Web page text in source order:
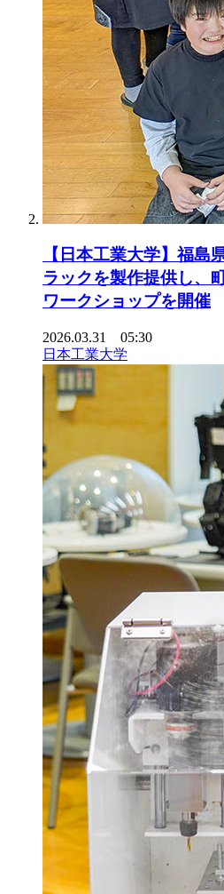
【日本工業大学】福島
ラックを製作提供し、
ワークショップを開催
2026.03.31 05:30
日本工業大学